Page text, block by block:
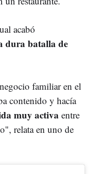
acabó
dura batalla de
familiar en el
contenido y hacía
muy activa entre
relata en uno de